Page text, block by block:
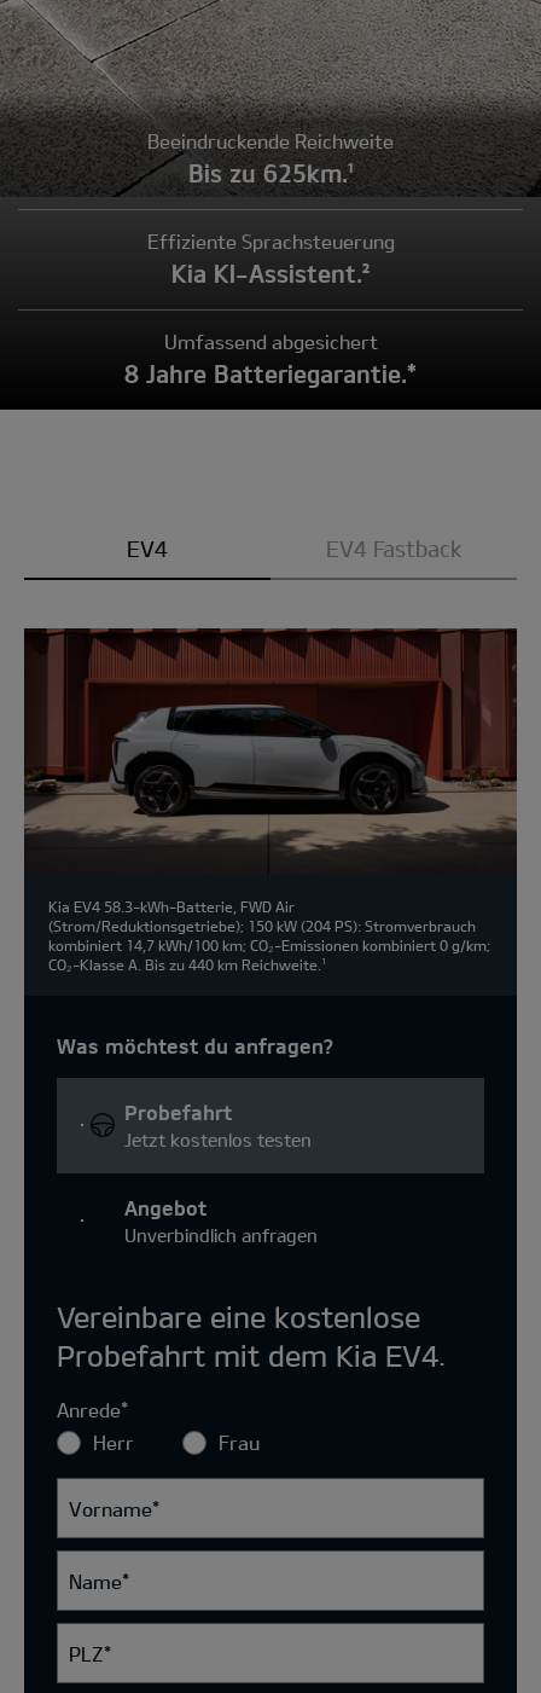
Beeindruckende Reichweite
Bis zu 625km.¹
Effiziente Sprachsteuerung
Kia KI-Assistent.²
Umfassend abgesichert
8 Jahre Batteriegarantie.*
EV4 EV4 Fastback
Kia EV4 58.3-kWh-Batterie, FWD Air
(Strom/Reduktionsgetriebe); 150 kW (204 PS): Stromverbrauch
kombiniert 14,7 kWh/100 km; CO₂-Emissionen kombiniert 0 g/km;
CO₂-Klasse A. Bis zu 440 km Reichweite.
1
Was möchtest du anfragen?
Probefahrt
Jetzt kostenlos testen
Angebot
Unverbindlich anfragen
Vereinbare eine kostenlose
Probefahrt mit dem Kia EV4.
Anrede*
Herr
Frau
Vorname*
Name*
PLZ*